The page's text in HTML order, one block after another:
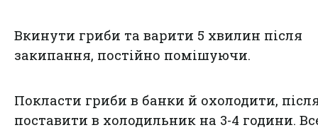
Вкинути гриби та варити 5 хвилин після
закипання, постійно помішуючи.
Покласти гриби в банки й охолодити,
поставити в холодильник на 3-4 години.